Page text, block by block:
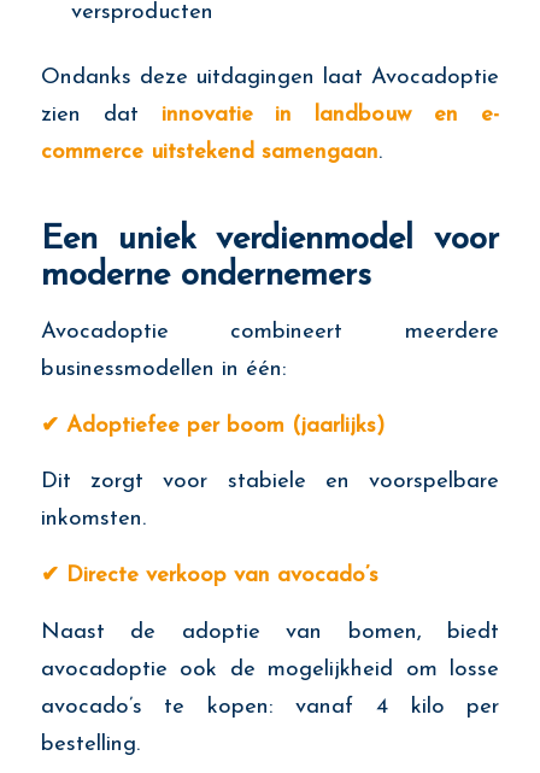
versproducten
Ondanks deze uitdagingen laat Avocadoptie
zien dat innovatie in landbouw en e-
commerce uitstekend samengaan.
Een uniek verdienmodel voor
moderne ondernemers
Avocadoptie combineert meerdere
businessmodellen in één:
✔ Adoptiefee per boom (jaarlijks)
Dit zorgt voor stabiele en voorspelbare
inkomsten.
✔ Directe verkoop van avocado’s
Naast de adoptie van bomen, biedt
avocadoptie ook de mogelijkheid om losse
avocado’s te kopen: vanaf 4 kilo per
bestelling.